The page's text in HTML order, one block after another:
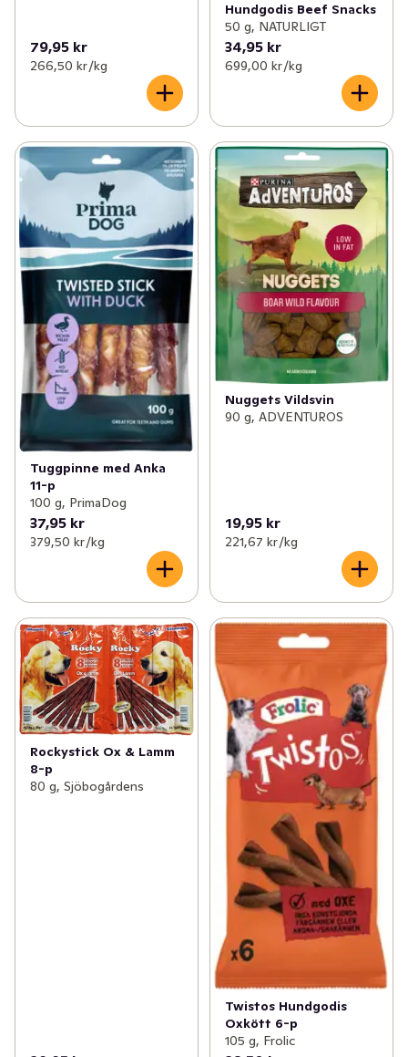
79,95 kr
266,50 kr /kg
Hundgodis Beef Snacks
50 g, NATURLIGT
34,95 kr
699,00 kr /kg
Tuggpinne med Anka
11-p
100 g, PrimaDog
37,95 kr
379,50 kr /kg
Nuggets Vildsvin
90 g, ADVENTUROS
19,95 kr
221,67 kr /kg
Rockystick Ox & Lamm
8-p
80 g, Sjöbogårdens
Twistos Hundgodis
Oxkött 6-p
105 g, Frolic